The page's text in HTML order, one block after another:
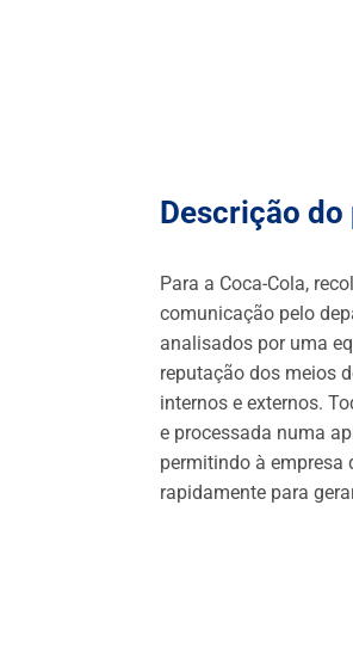
Descrição
Para a Coca-Cola,
comunicação pelo
analisados por uma
reputação dos meios
internos e externos.
e processada numa
permitindo à empresa
rapidamente para